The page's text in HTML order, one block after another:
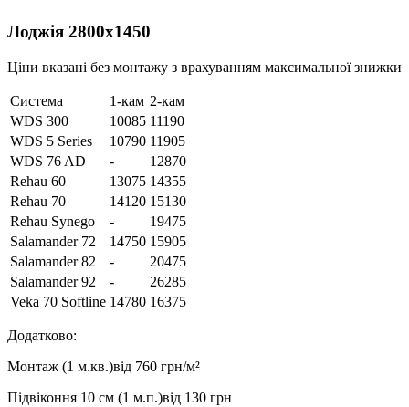
Лоджія 2800х1450
Ціни вказані без монтажу з врахуванням максимальної знижки
Система 1-кам 2-кам
WDS 300
10085 11190
WDS 5 Series
10790 11905
WDS 76 AD
-
12870
Rehau 60
13075 14355
Rehau 70
14120 15130
Rehau Synego
-
19475
Salamander 72
14750 15905
Salamander 82
-
20475
Salamander 92
-
26285
Veka 70 Softline 14780 16375
Додатково:
Монтаж (1 м.кв.)від 760 грн/м²
Підвіконня 10 см (1 м.п.)від 130 грн